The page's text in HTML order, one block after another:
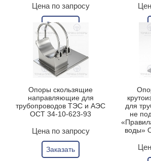
Цена по запросу
Заказать
Опоры скользящие
направляющие для
трубопроводов ТЭС и АЭС
ОСТ 34-10-623-93
Цена по запросу
Заказать
для
не
воды»